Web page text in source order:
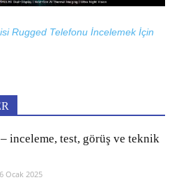
Rugged Telefonu İncelemek İçin
inceleme, test, görüş ve teknik
Ocak 2025